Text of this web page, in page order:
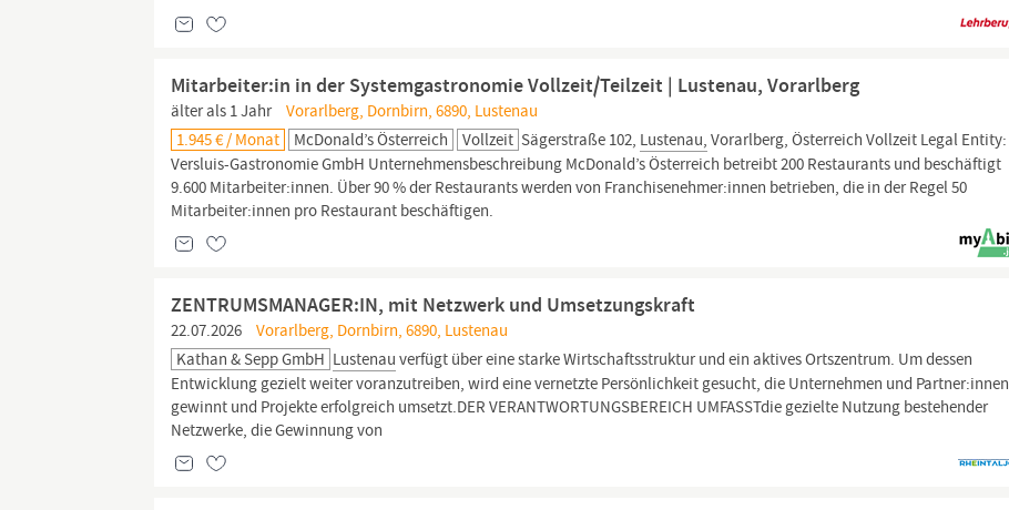
Mitarbeiter:in in der Systemgastronomie Vollzeit/Teilzeit | Lustenau, Vorarlberg
älter als 1 Jahr
Vorarlberg, Dornbirn, 6890, Lustenau
1.945 € / Monat
McDonald’s Österreich Vollzeit Sägerstraße 102, Lustenau, Vorarlberg, Österreich Vollzeit Legal Entity:
Versluis-Gastronomie GmbH Unternehmensbeschreibung McDonald’s Österreich betreibt 200 Restaurants und beschäftigt
9.600 Mitarbeiter:innen. Über 90 % der Restaurants werden von Franchisenehmer:innen betrieben, die in der Regel 50
Mitarbeiter:innen pro Restaurant beschäftigen.
ZENTRUMSMANAGER:IN, mit Netzwerk und Umsetzungskraft
22.07.2026
Vorarlberg, Dornbirn, 6890, Lustenau
Kathan & Sepp GmbH Lustenau verfügt über eine starke Wirtschaftsstruktur und ein aktives Ortszentrum. Um dessen
Entwicklung gezielt weiter voranzutreiben, wird eine vernetzte Persönlichkeit gesucht, die Unternehmen und Partner:innen
gewinnt und Projekte erfolgreich umsetzt.DER VERANTWORTUNGSBEREICH UMFASSTdie gezielte Nutzung bestehender
Netzwerke, die Gewinnung von